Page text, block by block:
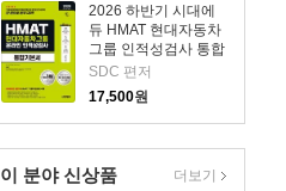
2026 하반기 시대에
듀 HMAT 현대자동차
그룹 인적성검사 통합
기본서
SDC 편저
17,500원
이 분야 신상품 더보기